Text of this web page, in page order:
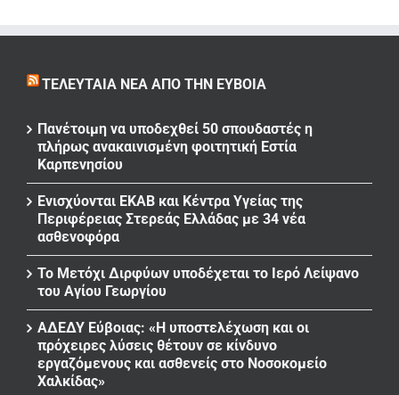
ΤΕΛΕΥΤΑΊΑ ΝΈΑ ΑΠΌ ΤΗΝ ΕΎΒΟΙΑ
Πανέτοιμη να υποδεχθεί 50 σπουδαστές η
πλήρως ανακαινισμένη φοιτητική Εστία
Καρπενησίου
Ενισχύονται ΕΚΑΒ και Κέντρα Υγείας της
Περιφέρειας Στερεάς Ελλάδας με 34 νέα
ασθενοφόρα
Το Μετόχι Διρφύων υποδέχεται το Ιερό Λείψανο
του Αγίου Γεωργίου
ΑΔΕΔΥ Εύβοιας: «Η υποστελέχωση και οι
πρόχειρες λύσεις θέτουν σε κίνδυνο
εργαζόμενους και ασθενείς στο Νοσοκομείο
Χαλκίδας»